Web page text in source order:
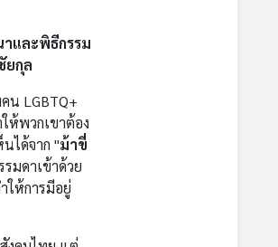
และพิธีกรรม
ยกุล
น LGBTQ+
ห้พวกเขาต้อง
ได้จาก "ม้าขี่
มดาเข้าด้วย
ให้การมีอยู่